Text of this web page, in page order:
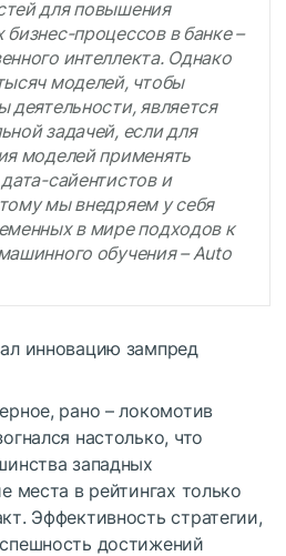
для повышения
процессов в банке –
интеллекта. Однако
моделей, чтобы
деятельности, является
задачей, если для
моделей применять
сайентистов и
мы внедряем у себя
в мире подходов к
обучения – Auto
инновацию зампред
рано – локомотив
настолько, что
западных
места в рейтингах только
Эффективность стратегии,
достижений